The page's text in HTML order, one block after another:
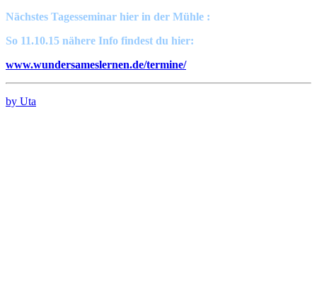
Nächstes Tagesseminar hier in der Mühle :
So 11.10.15 nähere Info findest du hier:
www.wundersameslernen.de/termine/
by Uta